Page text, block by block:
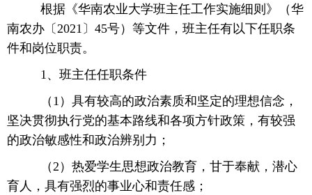
根据《华南农业大学班主任工作实施细则》（华
南农办〔2021〕45号）等文件，班主任有以下任职条
件和岗位职责。
1、班主任任职条件
（1）具有较高的政治素质和坚定的理想信念，
坚决贯彻执行党的基本路线和各项方针政策，有较强
的政治敏感性和政治辨别力；
（2）热爱学生思想政治教育，甘于奉献，潜心
育人，具有强烈的事业心和责任感；